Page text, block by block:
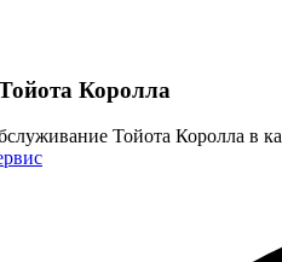
Королла
Тойота Королла в